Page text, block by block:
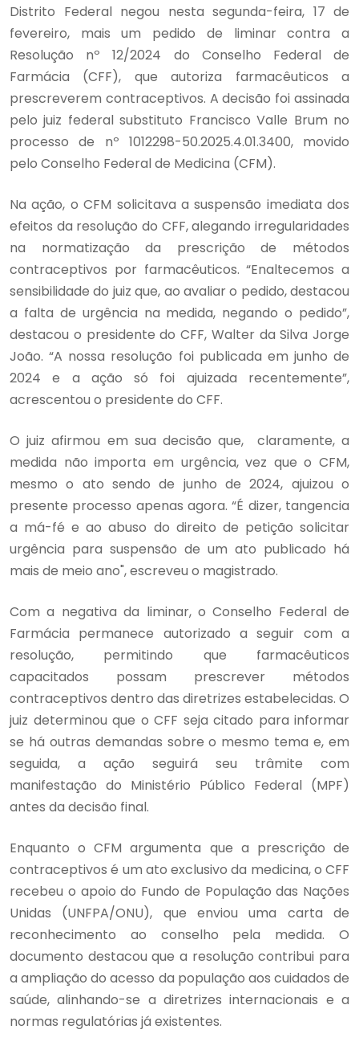
Distrito Federal negou nesta segunda-feira, 17 de
fevereiro, mais um pedido de liminar contra a
Resolução nº 12/2024 do Conselho Federal de
Farmácia (CFF), que autoriza farmacêuticos a
prescreverem contraceptivos. A decisão foi assinada
pelo juiz federal substituto Francisco Valle Brum no
processo de nº 1012298-50.2025.4.01.3400, movido
pelo Conselho Federal de Medicina (CFM).
Na ação, o CFM solicitava a suspensão imediata dos
efeitos da resolução do CFF, alegando irregularidades
na normatização da prescrição de métodos
contraceptivos por farmacêuticos. “Enaltecemos a
sensibilidade do juiz que, ao avaliar o pedido, destacou
a falta de urgência na medida, negando o pedido”,
destacou o presidente do CFF, Walter da Silva Jorge
João. “A nossa resolução foi publicada em junho de
2024 e a ação só foi ajuizada recentemente”,
acrescentou o presidente do CFF.
O juiz afirmou em sua decisão que, claramente, a
medida não importa em urgência, vez que o CFM,
mesmo o ato sendo de junho de 2024, ajuizou o
presente processo apenas agora. “É dizer, tangencia
a má-fé e ao abuso do direito de petição solicitar
urgência para suspensão de um ato publicado há
mais de meio ano", escreveu o magistrado.
Com a negativa da liminar, o Conselho Federal de
Farmácia permanece autorizado a seguir com a
resolução, permitindo que farmacêuticos
capacitados possam prescrever métodos
contraceptivos dentro das diretrizes estabelecidas. O
juiz determinou que o CFF seja citado para informar
se há outras demandas sobre o mesmo tema e, em
seguida, a ação seguirá seu trâmite com
manifestação do Ministério Público Federal (MPF)
antes da decisão final.
Enquanto o CFM argumenta que a prescrição de
contraceptivos é um ato exclusivo da medicina, o CFF
recebeu o apoio do Fundo de População das Nações
Unidas (UNFPA/ONU), que enviou uma carta de
reconhecimento ao conselho pela medida. O
documento destacou que a resolução contribui para
a ampliação do acesso da população aos cuidados de
saúde, alinhando-se a diretrizes internacionais e a
normas regulatórias já existentes.